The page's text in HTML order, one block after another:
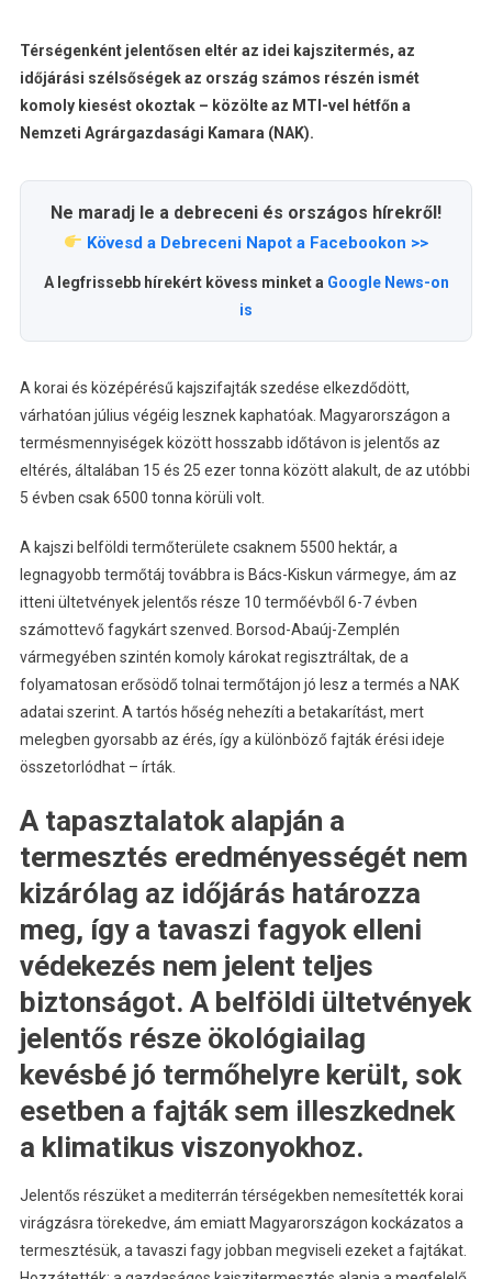
Térségenként jelentősen eltér az idei kajszitermés, az
időjárási szélsőségek az ország számos részén ismét
komoly kiesést okoztak – közölte az MTI-vel hétfőn a
Nemzeti Agrárgazdasági Kamara (NAK).
Ne maradj le a debreceni és országos hírekről!
Kövesd a Debreceni Napot a Facebookon >>
A legfrissebb hírekért kövess minket a Google News-on
is
A korai és középérésű kajszifajták szedése elkezdődött,
várhatóan július végéig lesznek kaphatóak. Magyarországon a
termésmennyiségek között hosszabb időtávon is jelentős az
eltérés, általában 15 és 25 ezer tonna között alakult, de az utóbbi
5 évben csak 6500 tonna körüli volt.
A kajszi belföldi termőterülete csaknem 5500 hektár, a
legnagyobb termőtáj továbbra is Bács-Kiskun vármegye, ám az
itteni ültetvények jelentős része 10 termőévből 6-7 évben
számottevő fagykárt szenved. Borsod-Abaúj-Zemplén
vármegyében szintén komoly károkat regisztráltak, de a
folyamatosan erősödő tolnai termőtájon jó lesz a termés a NAK
adatai szerint. A tartós hőség nehezíti a betakarítást, mert
melegben gyorsabb az érés, így a különböző fajták érési ideje
összetorlódhat – írták.
A tapasztalatok alapján a
termesztés eredményességét nem
kizárólag az időjárás határozza
meg, így a tavaszi fagyok elleni
védekezés nem jelent teljes
biztonságot. A belföldi ültetvények
jelentős része ökológiailag
kevésbé jó termőhelyre került, sok
esetben a fajták sem illeszkednek
a klimatikus viszonyokhoz.
Jelentős részüket a mediterrán térségekben nemesítették korai
virágzásra törekedve, ám emiatt Magyarországon kockázatos a
termesztésük, a tavaszi fagy jobban megviseli ezeket a fajtákat.